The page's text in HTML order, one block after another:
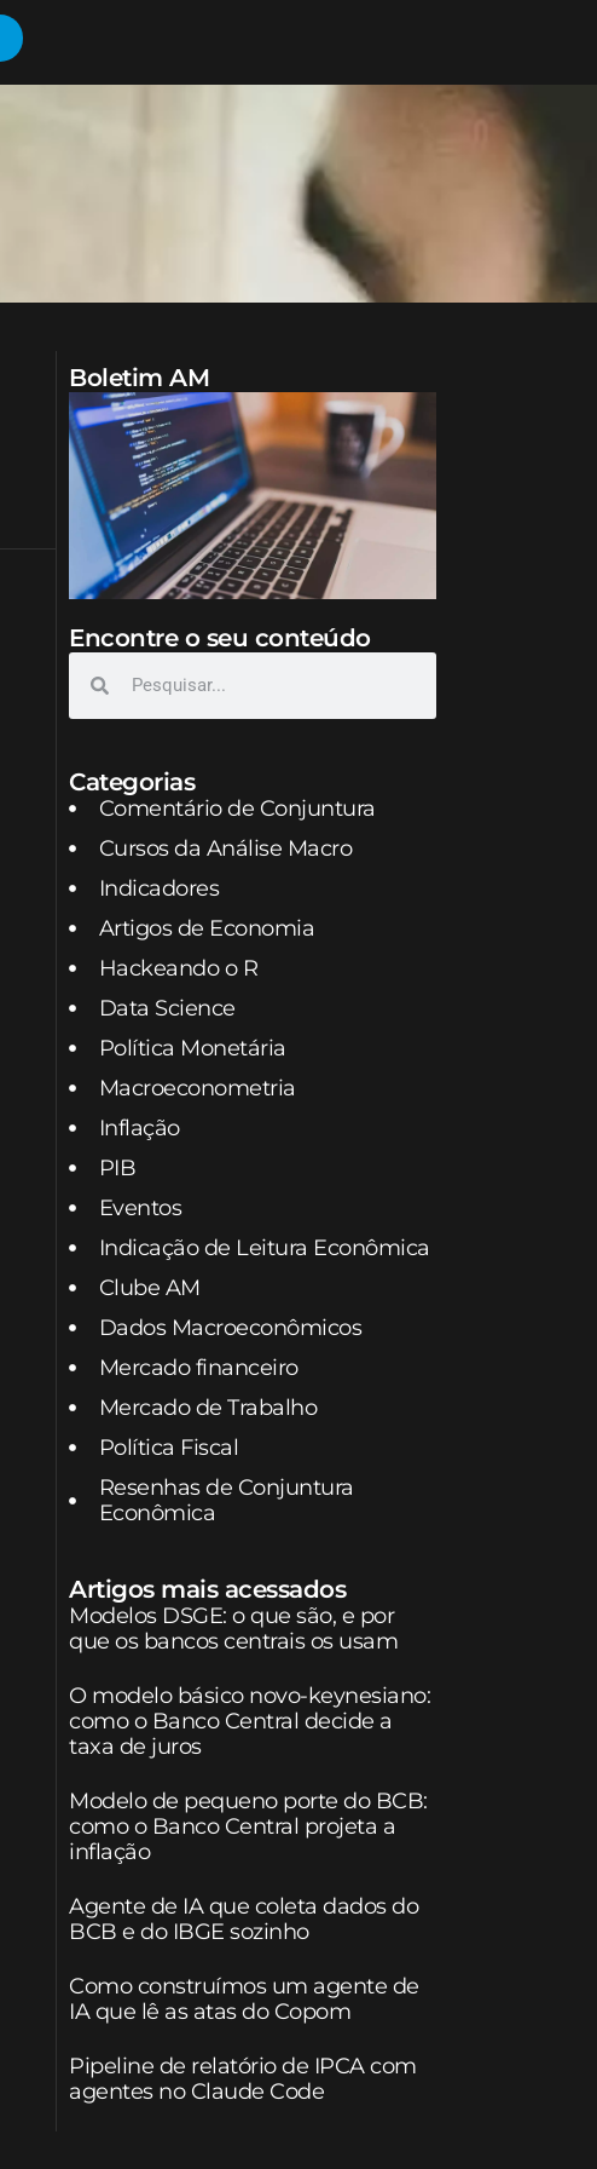
Boletim AM
Encontre o seu conteúdo
Categorias
Comentário de Conjuntura
Cursos da Análise Macro
Indicadores
Artigos de Economia
Hackeando o R
Data Science
Política Monetária
Macroeconometria
Inflação
PIB
Eventos
Indicação de Leitura Econômica
Clube AM
Dados Macroeconômicos
Mercado financeiro
Mercado de Trabalho
Política Fiscal
Resenhas de Conjuntura
Econômica
Artigos mais acessados
Modelos DSGE: o que são, e por
que os bancos centrais os usam
O modelo básico novo-keynesiano:
como o Banco Central decide a
taxa de juros
Modelo de pequeno porte do BCB:
como o Banco Central projeta a
inflação
Agente de IA que coleta dados do
BCB e do IBGE sozinho
Como construímos um agente de
IA que lê as atas do Copom
Pipeline de relatório de IPCA com
agentes no Claude Code